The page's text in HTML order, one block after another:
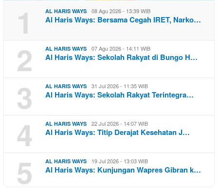
1 AL HARIS WAYS 08 Agu 2026 - 13:39 WIB
Al Haris Ways: Bersama Cegah IRET, Narko…
2 AL HARIS WAYS 07 Agu 2026 - 14:11 WIB
Al Haris Ways: Sekolah Rakyat di Bungo H…
3 AL HARIS WAYS 31 Jul 2026 - 11:35 WIB
Al Haris Ways: Sekolah Rakyat Terintegra…
4 AL HARIS WAYS 22 Jul 2026 - 14:07 WIB
Al Haris Ways: Titip Derajat Kesehatan J…
5 AL HARIS WAYS 19 Jul 2026 - 13:03 WIB
Al Haris Ways: Kunjungan Wapres Gibran k…